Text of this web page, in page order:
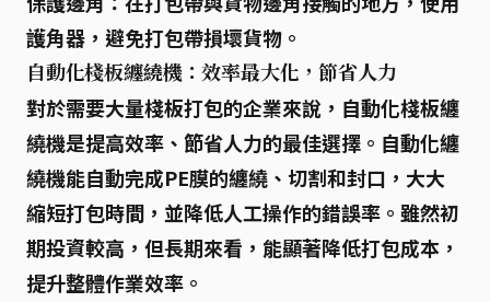
護角器，避免打包帶損壞貨物。
自動化棧板纏繞機：效率最大化，節省人力
對於需要大量棧板打包的企業來說， 自動化棧板纏
繞機是提高效率、節省人力的最佳選擇。自動化纏
繞機能自動完成PE膜的纏繞、切割和封口，大大
縮短打包時間，並降低人工操作的錯誤率。雖然初
期投資較高，但長期來看，能顯著降低打包成本，
提升整體作業效率。